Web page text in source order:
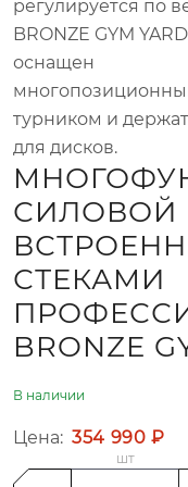
регулируется по
BRONZE GYM YARD
оснащен
турником и
для дисков.
СИЛОВОЙ
СТЕКАМИ
BRONZE
В наличии
Цена: 354 990 ₽
шт